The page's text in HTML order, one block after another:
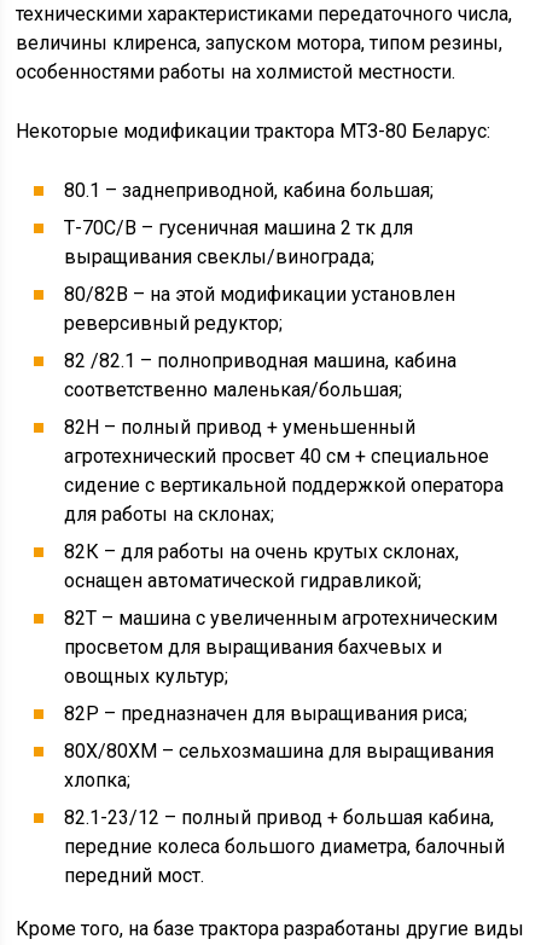
техническими характеристиками передаточного числа,
величины клиренса, запуском мотора, типом резины,
особенностями работы на холмистой местности.
Некоторые модификации трактора МТЗ-80 Беларус:
80.1 – заднеприводной, кабина большая;
Т-70С/В – гусеничная машина 2 тк для
выращивания свеклы/винограда;
80/82В – на этой модификации установлен
реверсивный редуктор;
82 /82.1 – полноприводная машина, кабина
соответственно маленькая/большая;
82Н – полный привод + уменьшенный
агротехнический просвет 40 см + специальное
сидение с вертикальной поддержкой оператора
для работы на склонах;
82К – для работы на очень крутых склонах,
оснащен автоматической гидравликой;
82Т – машина с увеличенным агротехническим
просветом для выращивания бахчевых и
овощных культур;
82Р – предназначен для выращивания риса;
80Х/80ХМ – сельхозмашина для выращивания
хлопка;
82.1-23/12 – полный привод + большая кабина,
передние колеса большого диаметра, балочный
передний мост.
Кроме того, на базе трактора разработаны другие виды